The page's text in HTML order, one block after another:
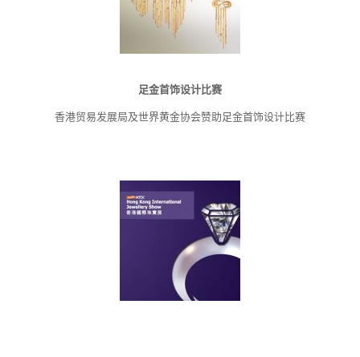
足金首饰设计比赛
香港贸易发展局及世界黄金协会赞助足金首饰设计比赛